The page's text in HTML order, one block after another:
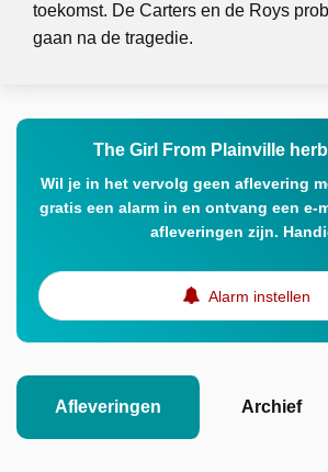
toekomst. De Carters en de Roys
gaan na de tragedie.
The Girl From Plainville
Wil je in het vervolg geen aflevering
gratis een alarm in en ontvang een e-
afleveringen zijn.
Alarm instellen
Afleveringen Archief